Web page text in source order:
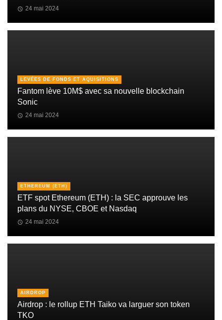
24 mai 2024
LEVÉES DE FONDS ET AQUISITIONS
Fantom lève 10M$ avec sa nouvelle blockchain
Sonic
24 mai 2024
ETHEREUM (ETH)
ETF spot Ethereum (ETH) : la SEC approuve les
plans du NYSE, CBOE et Nasdaq
24 mai 2024
AIRDROP
Airdrop : le rollup ETH Taiko va larguer son token
TKO